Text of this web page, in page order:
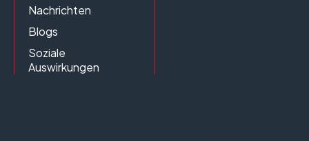
Nachrichten
Blogs
Soziale
Auswirkungen